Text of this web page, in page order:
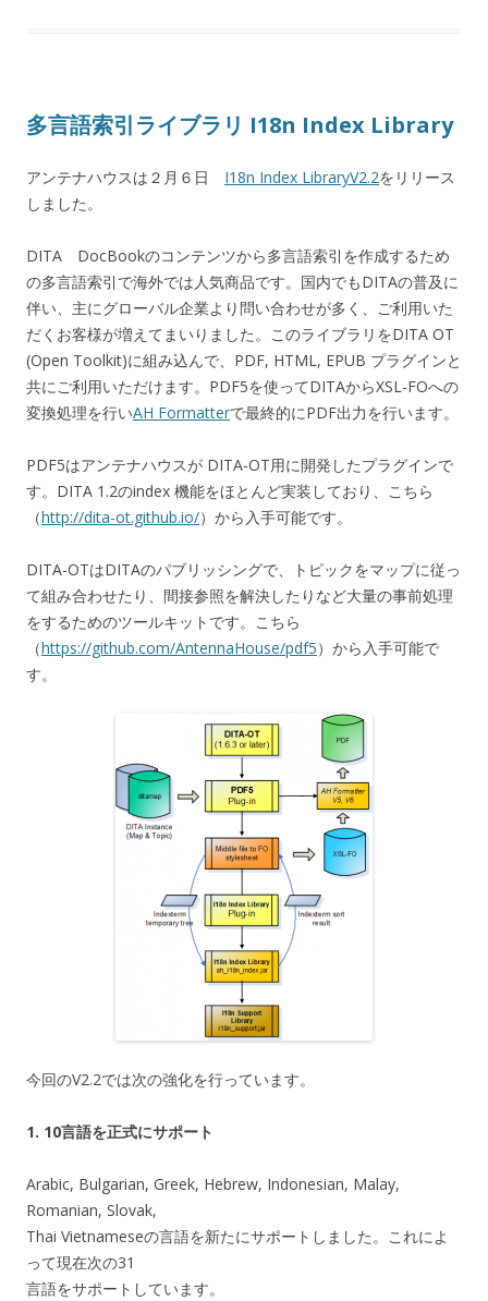
多言語索引ライブラリ I18n Index Library
アンテナハウスは２月６日 I18n Index LibraryV2.2をリリース
しました。
DITA DocBookのコンテンツから多言語索引を作成するため
の多言語索引で海外では人気商品です。国内でもDITAの普及に
伴い、主にグローバル企業より問い合わせが多く、ご利用いた
だくお客様が増えてまいりました。このライブラリをDITA OT
(Open Toolkit)に組み込んで、PDF, HTML, EPUB プラグインと
共にご利用いただけます。PDF5を使ってDITAからXSL-FOへの
変換処理を行いAH Formatterで最終的にPDF出力を行います。
PDF5はアンテナハウスが DITA-OT用に開発したプラグインで
す。DITA 1.2のindex 機能をほとんど実装しており、こちら
（http://dita-ot.github.io/）から入手可能です。
DITA-OTはDITAのパブリッシングで、トピックをマップに従っ
て組み合わせたり、間接参照を解決したりなど大量の事前処理
をするためのツールキットです。こちら
（https://github.com/AntennaHouse/pdf5）から入手可能で
す。
今回のV2.2では次の強化を行っています。
1. 10言語を正式にサポート
Arabic, Bulgarian, Greek, Hebrew, Indonesian, Malay,
Romanian, Slovak,
Thai Vietnameseの言語を新たにサポートしました。これによ
って現在次の31
言語をサポートしています。